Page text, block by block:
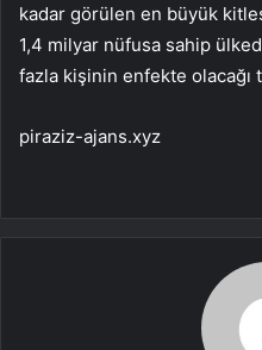
kadar görülen en büyük
1,4 milyar nüfusa sahip
fazla kişinin enfekte olacağı
piraziz-ajans.xyz